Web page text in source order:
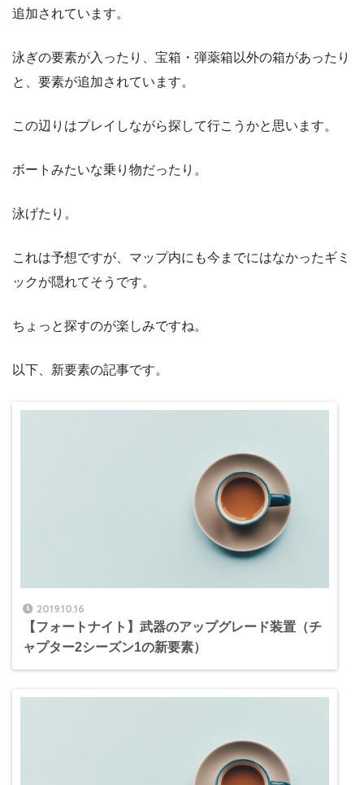
追加されています。
泳ぎの要素が入ったり、宝箱・弾薬箱以外の箱があったり
と、要素が追加されています。
この辺りはプレイしながら探して行こうかと思います。
ボートみたいな乗り物だったり。
泳げたり。
これは予想ですが、マップ内にも今までにはなかったギミ
ックが隠れてそうです。
ちょっと探すのが楽しみですね。
以下、新要素の記事です。
2019.10.16
【フォートナイト】武器のアップグレード装置（チ
ャプター2シーズン1の新要素）